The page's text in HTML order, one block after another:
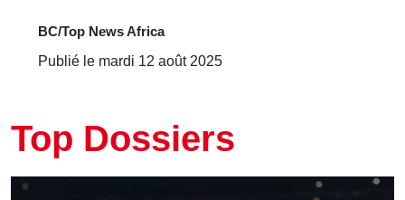
BC/Top News Africa
Publié le mardi 12 août 2025
Top Dossiers